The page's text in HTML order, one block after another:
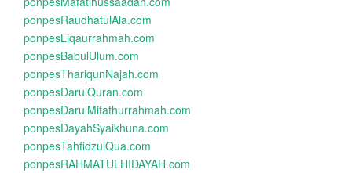
ponpesRaudhatulAla.com
ponpesLiqaurrahmah.com
ponpesBabulUlum.com
ponpesThariqunNajah.com
ponpesDarulQuran.com
ponpesDarulMifathurrahmah.com
ponpesDayahSyaikhuna.com
ponpesTahfidzulQua.com
ponpesRAHMATULHIDAYAH.com